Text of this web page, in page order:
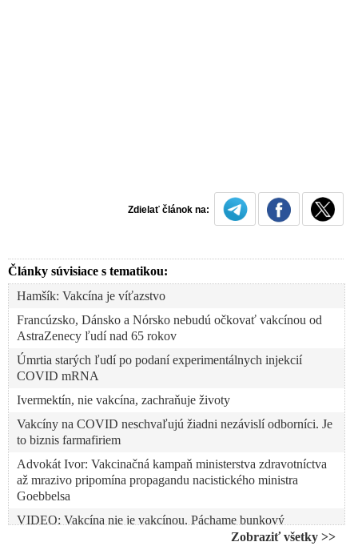
Zdielať článok na:
Články súvisiace s tematikou:
Hamšík: Vakcína je víťazstvo
Francúzsko, Dánsko a Nórsko nebudú očkovať vakcínou od
AstraZenecy ľudí nad 65 rokov
Úmrtia starých ľudí po podaní experimentálnych injekcií
COVID mRNA
Ivermektín, nie vakcína, zachraňuje životy
Vakcíny na COVID neschvaľujú žiadni nezávislí odborníci. Je
to biznis farmafiriem
Advokát Ivor: Vakcinačná kampaň ministerstva zdravotníctva
až mrazivo pripomína propagandu nacistického ministra
Goebbelsa
VIDEO: Vakcína nie je vakcínou. Páchame bunkový
Zobraziť všetky >>